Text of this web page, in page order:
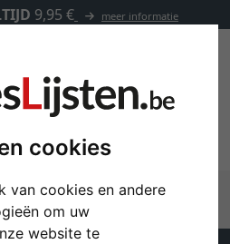
cookies
van cookies en andere
om uw
website te
9,95 € meer informatie
Kaders met logo
met logo